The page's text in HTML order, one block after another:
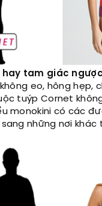
hay tam giác
eo, hông hẹp,
tuýp Cornet
monokini có các
những nơi khác